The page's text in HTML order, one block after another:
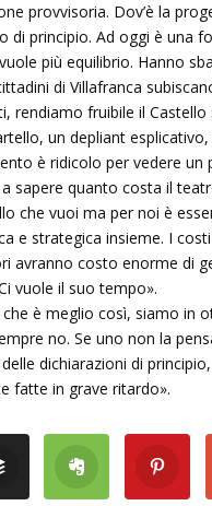
provvisoria. Dov’è la
principio. Ad oggi è una
più equilibrio. Hanno
di Villafranca
rendiamo fruibile il
un depliant
è ridicolo per vedere un
sapere quanto costa il
che vuoi ma per noi è
e strategica insieme. I
avranno costo enorme di
vuole il suo tempo».
è meglio così, siamo in
no. Se uno non la
dichiarazioni di
fatte in grave ritardo».